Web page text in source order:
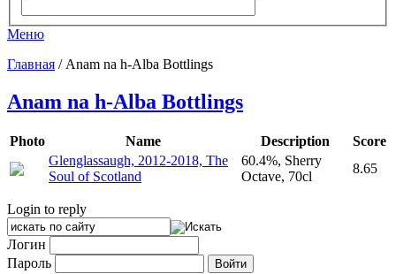
Меню
Главная / Anam na h-Alba Bottlings
Anam na h-Alba Bottlings
Photo Name Description
Score
Glenglassaugh, 2012-2018, The
Soul of Scotland
60.4%, Sherry
Octave, 70cl
8.65
Login to reply
Логин
Пароль